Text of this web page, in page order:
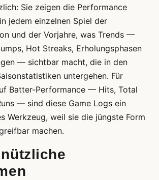
Sie zeigen die Performance
jedem einzelnen Spiel der
und der Vorjahre, was Trends —
Hot Streaks, Erholungsphasen
— sichtbar macht, die in den
untergehen. Für
Batter-Performance — Hits, Total
— sind diese Game Logs ein
Werkzeug, weil sie die jüngste Form
machen.